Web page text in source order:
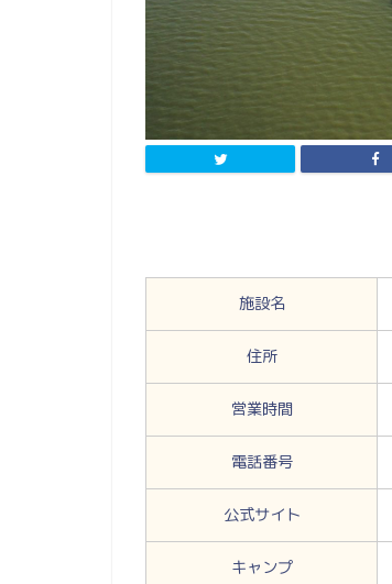
施設名
住所
営業時間
電話番号
公式サイト
キャンプ